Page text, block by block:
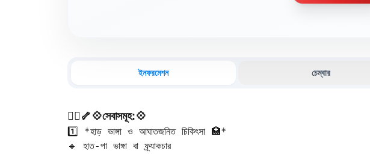
ইনফরমেশন চেম্বার
🧑‍⚕️🦴💠সেবাসমূহ:💠
1️⃣ *হাড় ভাঙ্গা ও আঘাতজনিত চিকিৎসা 🏥*
🔹 হাত-পা ভাঙ্গা বা ফ্র্যাকচার